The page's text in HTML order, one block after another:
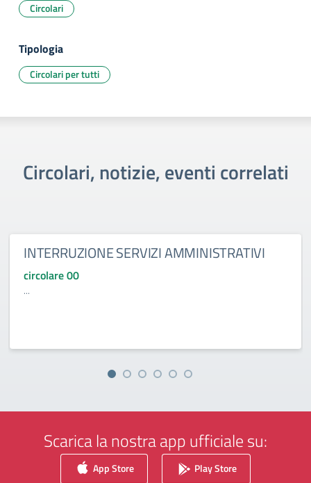
Circolari
Tipologia
Circolari per tutti
Circolari, notizie, eventi correlati
INTERRUZIONE SERVIZI AMMINISTRATIVI
circolare 00
...
Scarica la nostra app ufficiale su:
App Store Play Store